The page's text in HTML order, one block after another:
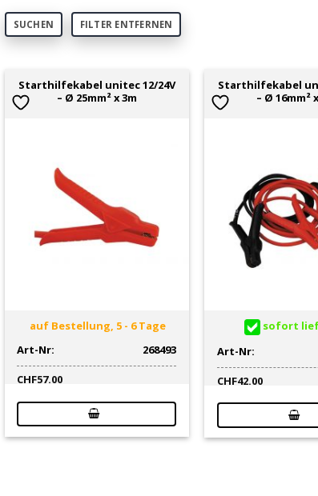
SUCHEN FILTER ENTFERNEN
Starthilfekabel unitec 12/24V
– Ø 25mm² x 3m
auf Bestellung, 5 - 6 Tage
Art-Nr:
268493
CHF57.00
Starthilfekabel
– Ø 16mm²
sofort
Art-Nr:
CHF42.00